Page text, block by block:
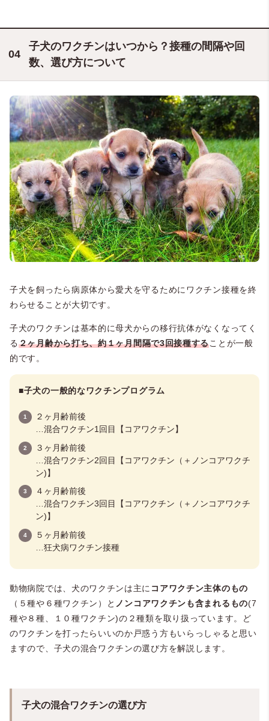
子犬のワクチンはいつから？接種の間隔や回
数、選び方について
子犬を飼ったら病原体から愛犬を守るためにワクチン接種を終
わらせることが大切です。
子犬のワクチンは基本的に母犬からの移行抗体がなくなってく
る２ヶ月齢から打ち、約１ヶ月間隔で3回接種することが一般
的です。
■子犬の一般的なワクチンプログラム
２ヶ月齢前後
…混合ワクチン1回目【コアワクチン】
３ヶ月齢前後
…混合ワクチン2回目【コアワクチン（＋ノンコアワクチ
ン)】
４ヶ月齢前後
…混合ワクチン3回目【コアワクチン（＋ノンコアワクチ
ン)】
５ヶ月齢前後
…狂犬病ワクチン接種
動物病院では、犬のワクチンは主に コアワクチン主体のもの
（５種や６種ワクチン）と ノンコアワクチンも含まれるもの(7
種や８種、１０種ワクチン)の２種類を取り扱っています。ど
のワクチンを打ったらいいのか戸惑う方もいらっしゃると思い
ますので、子犬の混合ワクチンの選び方を解説します。
子犬の混合ワクチンの選び方